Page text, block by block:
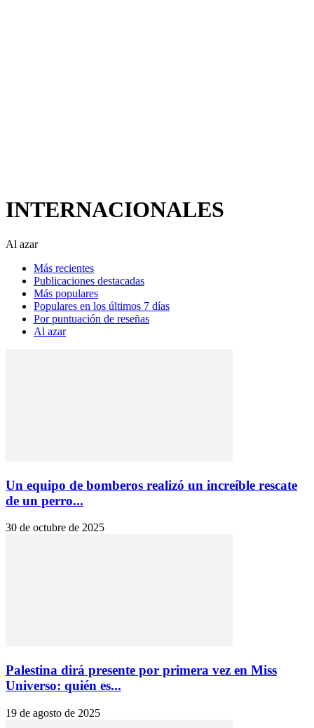
INTERNACIONALES
Al azar
Más recientes
Publicaciones destacadas
Más populares
Populares en los últimos 7 días
Por puntuación de reseñas
Al azar
Un equipo de bomberos realizó un increíble rescate
de un perro...
30 de octubre de 2025
Palestina dirá presente por primera vez en Miss
Universo: quién es...
19 de agosto de 2025